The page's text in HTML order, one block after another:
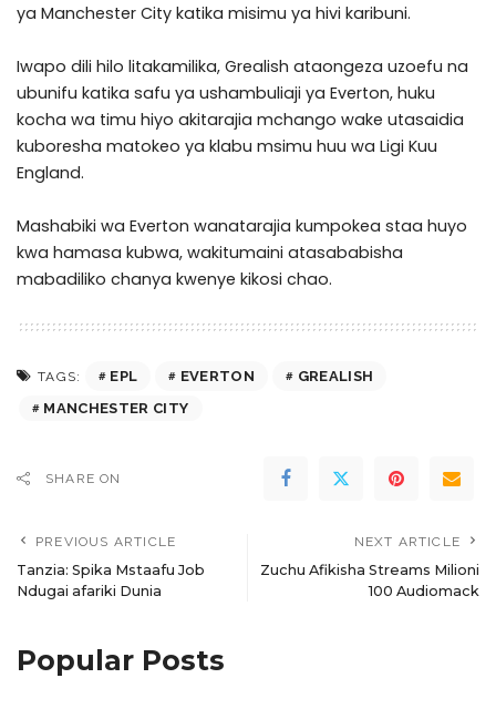
ya Manchester City katika misimu ya hivi karibuni.
Iwapo dili hilo litakamilika, Grealish ataongeza uzoefu na
ubunifu katika safu ya ushambuliaji ya Everton, huku
kocha wa timu hiyo akitarajia mchango wake utasaidia
kuboresha matokeo ya klabu msimu huu wa Ligi Kuu
England.
Mashabiki wa Everton wanatarajia kumpokea staa huyo
kwa hamasa kubwa, wakitumaini atasababisha
mabadiliko chanya kwenye kikosi chao.
TAGS: EPL EVERTON
GREALISH
MANCHESTER CITY
SHARE ON
PREVIOUS ARTICLE
Tanzia: Spika Mstaafu Job
Ndugai afariki Dunia
NEXT ARTICLE
Zuchu Afikisha Streams Milioni
100 Audiomack
Popular Posts